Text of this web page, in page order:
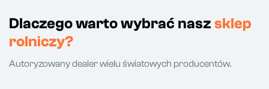
Dlaczego warto wybrać nasz sklep
rolniczy?
Autoryzowany dealer wielu światowych producentów.